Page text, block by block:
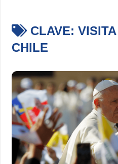
CLAVE:
CHILE